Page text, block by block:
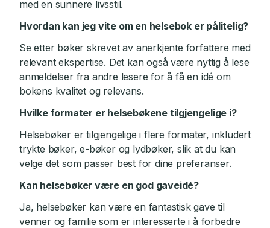
med en sunnere livsstil.
Hvordan kan jeg vite om en helsebok er pålitelig?
Se etter bøker skrevet av anerkjente forfattere med
relevant ekspertise. Det kan også være nyttig å lese
anmeldelser fra andre lesere for å få en idé om
bokens kvalitet og relevans.
Hvilke formater er helsebøkene tilgjengelige i?
Helsebøker er tilgjengelige i flere formater, inkludert
trykte bøker, e-bøker og lydbøker, slik at du kan
velge det som passer best for dine preferanser.
Kan helsebøker være en god gaveidé?
Ja, helsebøker kan være en fantastisk gave til
venner og familie som er interesserte i å forbedre